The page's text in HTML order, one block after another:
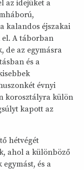
az idejüket a
kalandos éjszakai
A táborban
de az egymásra
és a
évnyi
korosztályra külön
kapott az
hétvégét
ahol a különböző
és a